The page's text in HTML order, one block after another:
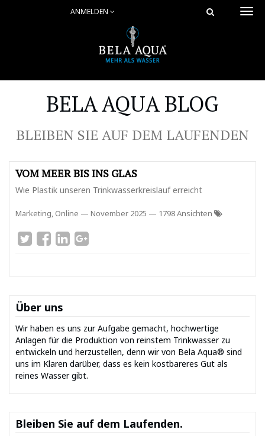
ANMELDEN
BELA AQUA BLOG
BLEIBEN SIE AUF DEM LAUFENDEN
VOM MEER BIS INS GLAS
Wie Plastik unseren Trinkwasserkreislauf erreicht
Marketing, Online — November 2025 — 1798 Ansichten
Über uns
Wir haben es uns zur Aufgabe gemacht, hochwertige
Anlagen für die Produktion von reinstem Trinkwasser zu
entwickeln und herzustellen, denn wir von Bela Aqua® sind
uns im Klaren darüber, dass es kein kostbareres Gut als
reines Wasser gibt.
Bleiben Sie auf dem Laufenden.